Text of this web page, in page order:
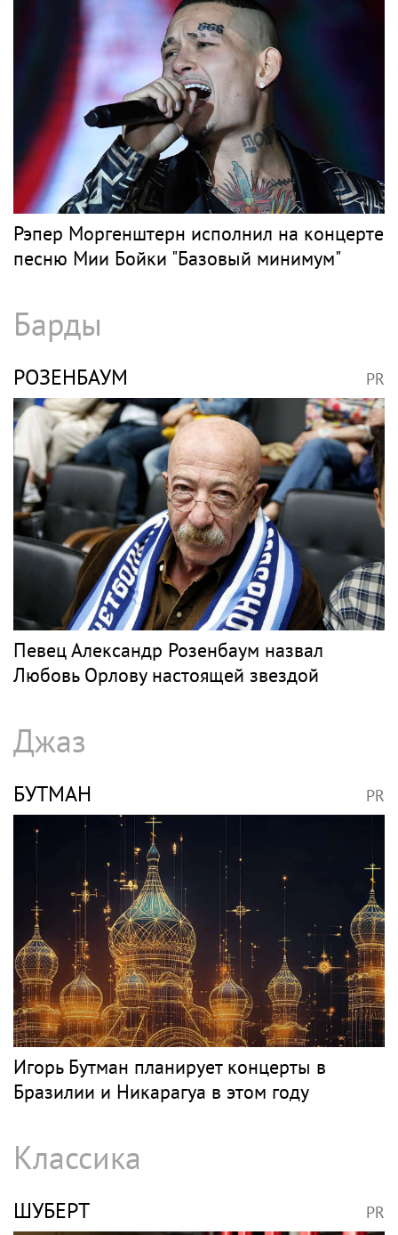
Рэпер Моргенштерн исполнил на концерте
песню Мии Бойки "Базовый минимум"
Барды
РОЗЕНБАУМ PR
Певец Александр Розенбаум назвал
Любовь Орлову настоящей звездой
Джаз
БУТМАН PR
Игорь Бутман планирует концерты в
Бразилии и Никарагуа в этом году
Классика
ШУБЕРТ PR